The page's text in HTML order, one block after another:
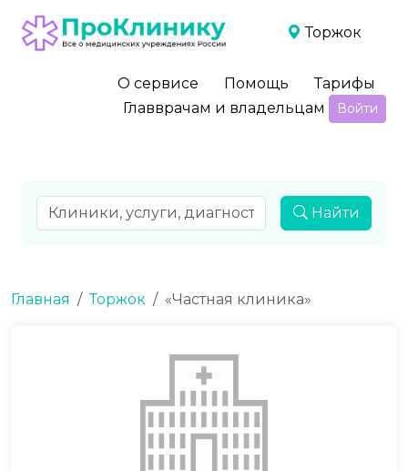
Торжок
О сервисе Помощь
Тарифы
Главврачам и владельцам
Войти
Найти
Главная Торжок «Частная клиника»